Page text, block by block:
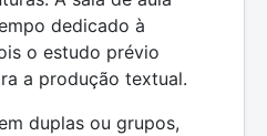
dedicado à
o estudo prévio
a produção textual.
duplas ou grupos,